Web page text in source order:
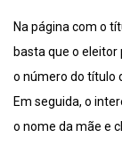
Na página com o
basta que o
o número do título
Em seguida, o
o nome da mãe e